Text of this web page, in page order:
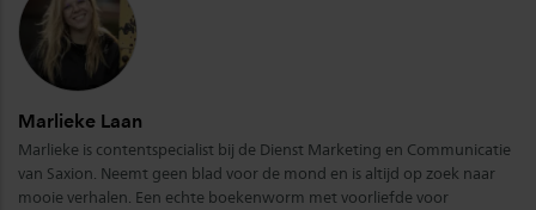
Marlieke Laan
Marlieke is contentspecialist bij de Dienst Marketing en Communicatie
van Saxion. Neemt geen blad voor de mond en is altijd op zoek naar
mooie verhalen. Een echte boekenworm met voorliefde voor